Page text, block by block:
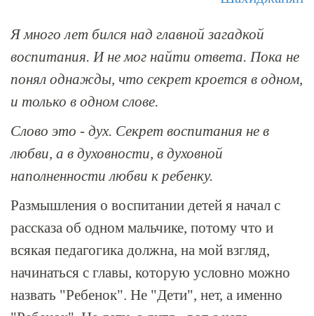
Я много лет бился над главной загадкой
воспитания. И не мог найти ответа. Пока не
понял однажды, что секрет кроется в одном,
и только в одном слове.
Слово это - дух. Секрет воспитания не в
любви, а в духовности, в духовной
наполненности любви к ребенку.
Размышления о воспитании детей я начал с
рассказа об одном мальчике, потому что и
всякая педагогика должна, на мой взгляд,
начинаться с главы, которую условно можно
назвать "Ребенок". Не "Дети", нет, а именно